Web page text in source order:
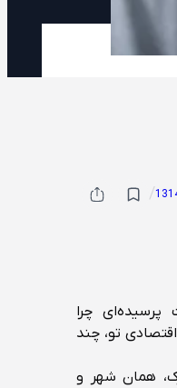
/
چرا
تو، چند
همان شهر و